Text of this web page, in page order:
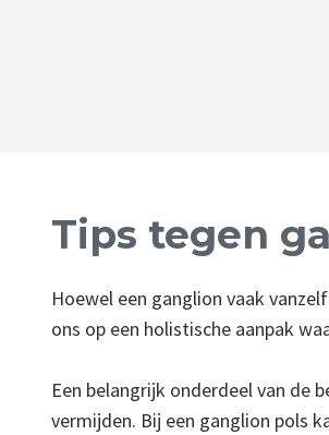
Tips tegen
Hoewel een ganglion vaak
ons op een holistische aanpak
Een belangrijk onderdeel van de
vermijden. Bij een ganglion pols